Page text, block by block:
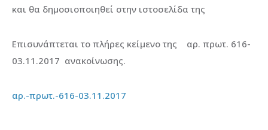
και θα δημοσιοποιηθεί στην ιστοσελίδα της
Επισυνάπτεται το πλήρες κείμενο της αρ. πρωτ. 616-
03.11.2017 ανακοίνωσης.
αρ.-πρωτ.-616-03.11.2017